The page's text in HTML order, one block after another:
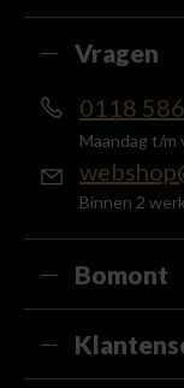
Vragen
0118
Maandag t/m
Binnen 2
Bomont